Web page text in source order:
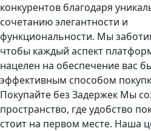
конкурентов благодаря
сочетанию элегантности и
функциональности. Мы
чтобы каждый аспект
нацелен на обеспечение вас
эффективным способом
Покупайте без Задержек Мы
пространство, где удобство
стоит на первом месте. Наша